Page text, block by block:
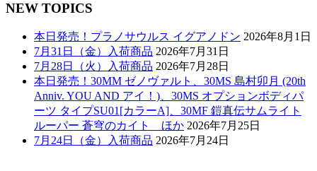
NEW TOPICS
本日発売！プラノサウルス イグアノドン 2026年8月1日
7月31日（金）入荷商品 2026年7月31日
7月28日（火）入荷商品 2026年7月28日
本日発売！30MM ゼノヴァルト、30MS 島村卯月 (20th
Anniv. YOU AND アイ！)、30MS オプションボディパ
ーツ タイプSU01[カラーA]、30MF 鎧真伝サムライト
ルーパー 蒼穹のカイト ほか 2026年7月25日
7月24日（金）入荷商品 2026年7月24日